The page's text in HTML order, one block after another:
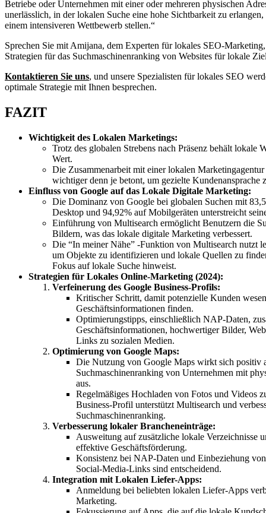
Betriebe oder Unternehmen mit einer oder mehreren physischen
unerlässlich, in der lokalen Suche eine hohe Sichtbarkeit zu
einem intensiveren Wettbewerb stellen.“
Sprechen Sie mit Amijana, dem Experten für lokales SEO-
Strategien für das Suchmaschinenranking von Websites für lokale
Kontaktieren Sie uns, und unsere Spezialisten für lokales SEO
optimale Strategie mit Ihnen besprechen.
FAZIT
Wichtigkeit des Lokalen Marketings:
Trotz des globalen Strebens nach Präsenz behält lokale
Wert.
Die Zusammenarbeit mit einer lokalen
wichtiger denn je betont, um gezielte Kundenansprache
Einfluss von Google auf das Lokale Digitale Marketing:
Die Dominanz von Google bei globalen Suchen mit
Desktop und 94,92% auf Mobilgeräten unterstreicht
Einführung von Multisearch ermöglicht Benutzern die
Bildern, was das lokale digitale Marketing verbessert.
Die “In meiner Nähe” -Funktion von Multisearch nutzt
um Objekte zu identifizieren und lokale Quellen zu
Fokus auf lokale Suche hinweist.
Strategien für Lokales Online-Marketing (2024):
Verfeinerung des Google Business-Profils:
Kritischer Schritt, damit potenzielle Kunden
Geschäftsinformationen finden.
Optimierungstipps, einschließlich NAP-Daten,
Geschäftsinformationen, hochwertiger Bilder,
Links zu sozialen Medien.
Optimierung von Google Maps:
Die Nutzung von Google Maps wirkt sich positiv
Suchmaschinenranking von Unternehmen mit
aus.
Regelmäßiges Hochladen von Fotos und Videos
Business-Profil unterstützt Multisearch und
Suchmaschinenranking.
Verbesserung lokaler Brancheneinträge:
Ausweitung auf zusätzliche lokale Verzeichnisse
effektive Geschäftsförderung.
Konsistenz bei NAP-Daten und Einbeziehung
Social-Media-Links sind entscheidend.
Integration mit Lokalen Liefer-Apps:
Anmeldung bei beliebten lokalen Liefer-Apps
Marketing.